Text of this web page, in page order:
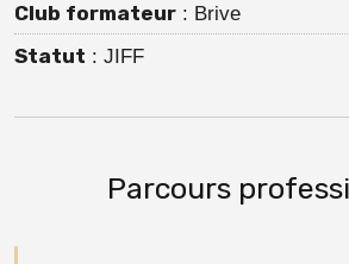
Club formateur : Brive
Statut : JIFF
Parcours